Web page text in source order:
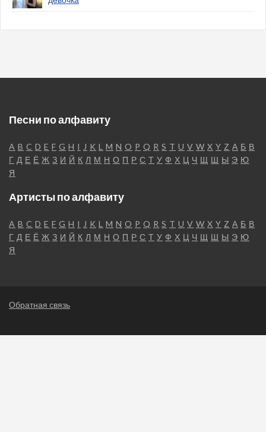
Песни по алфавиту
A B C D E F G H I J K L M N O P Q R S T U V W X Y Z А Б В
Г Д Е Ё Ж З И Й К Л М Н О П Р С Т У Ф Х Ц Ч Щ Ш Ы Э Ю
Я
Артисты по алфавиту
A B C D E F G H I J K L M N O P Q R S T U V W X Y Z А Б В
Г Д Е Ё Ж З И Й К Л М Н О П Р С Т У Ф Х Ц Ч Щ Ш Ы Э Ю
Я
Обратная связь